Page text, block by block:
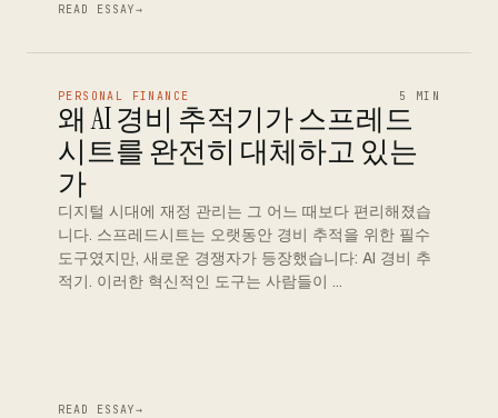
READ ESSAY→
PERSONAL FINANCE 5 MIN
왜 AI 경비 추적기가 스프레드
시트를 완전히 대체하고 있는
가
디지털 시대에 재정 관리는 그 어느 때보다 편리해졌습
니다. 스프레드시트는 오랫동안 경비 추적을 위한 필수
도구였지만, 새로운 경쟁자가 등장했습니다: AI 경비 추
적기. 이러한 혁신적인 도구는 사람들이 …
READ ESSAY→